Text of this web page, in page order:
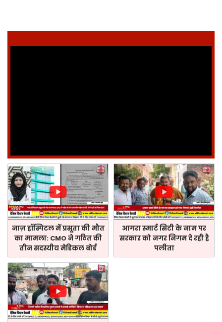
नाज़ हॉस्पिटल में प्रसूता की मौत
का मामला: CMO ने गठित की
तीन सदस्यीय मेडिकल बोर्ड
आगरा स्मार्ट सिटी के नाम पर
सरकार को नगर निगम दे रही है
पलीता